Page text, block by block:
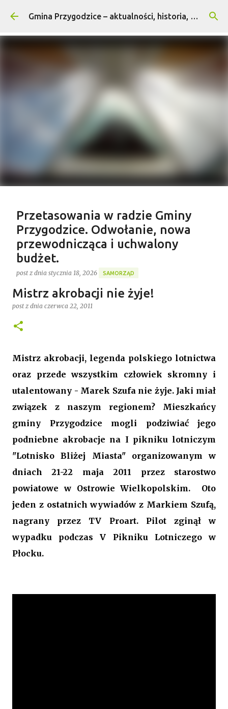
Przejdź do głównej zawartości Gmina Przygodzice – aktualności, historia, turystyka
Gospodarstwo Rybackie Przygodzice
Najnowszy post
Przetasowania w radzie Gminy
Przygodzice. Odwołanie, nowa
przewodnicząca i uchwalony
budżet.
post z dnia stycznia 18, 2026 SAMORZĄD
Ponad 4 godziny trwała ostatnia w 2025 roku XVI sesja
Rady Gminy Przygodzice ustanawiając dotychczasowy
2029. Bieg zdarzeń od początku dyktowało słowo
wniosek o odwołanie przewodniczącego rady. Robert
Wnuk finalnie stracił stanowisko, a nową
przewodniczącą została Joanna Jabłecka -
dotychczasowa wiceprzewodnicząca.
Mistrz akrobacji nie żyje!
post z dnia czerwca 22, 2011
Mistrz akrobacji, legenda polskiego lotnictwa
oraz przede wszystkim człowiek skromny i
utalentowany - Marek Szufa nie żyje. Jaki miał
związek z naszym regionem? Mieszkańcy
gminy Przygodzice mogli podziwiać jego
podniebne akrobacje na I pikniku lotniczym
"Lotnisko Bliżej Miasta" organizowanym w
dniach 21-22 maja 2011 przez starostwo
powiatowe w Ostrowie Wielkopolskim. Oto
jeden z ostatnich wywiadów z Markiem Szufą,
nagrany przez TV Proart. Pilot zginął w
wypadku podczas V Pikniku Lotniczego w
Płocku.